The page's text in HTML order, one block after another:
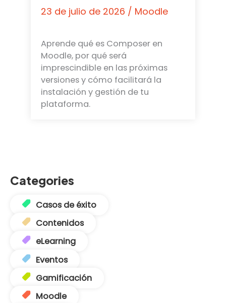
23 de julio de 2026 / Moodle
Aprende qué es Composer en
Moodle, por qué será
imprescindible en las próximas
versiones y cómo facilitará la
instalación y gestión de tu
plataforma.
Categories
Casos de éxito
Contenidos
eLearning
Eventos
Gamificación
Moodle